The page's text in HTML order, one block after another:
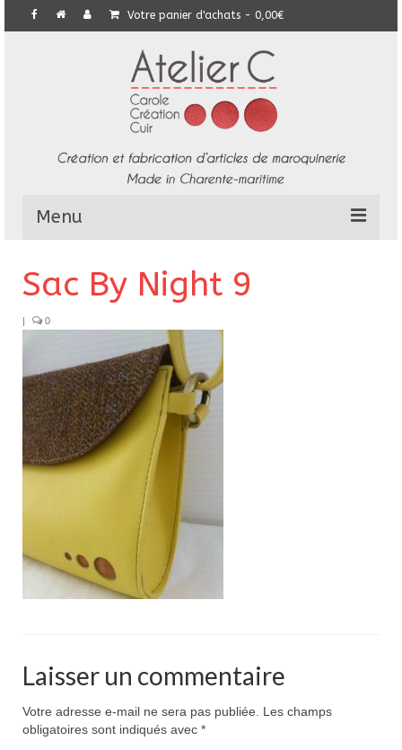
Votre panier d'achats - 0,00€
Menu
Collection
Commandes particulières
E-Boutique
Pour acheter
Contact
Sac By Night 9
| 0
Laisser un commentaire
Votre adresse e-mail ne sera pas publiée.
Les champs
obligatoires sont indiqués avec *